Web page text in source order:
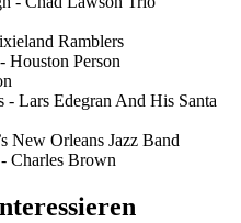
Ramblers
Houston Person
Lars Edegran And His Santa
New Orleans Jazz Band
Charles Brown